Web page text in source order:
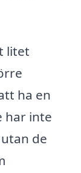
litet
ha en
har inte
de